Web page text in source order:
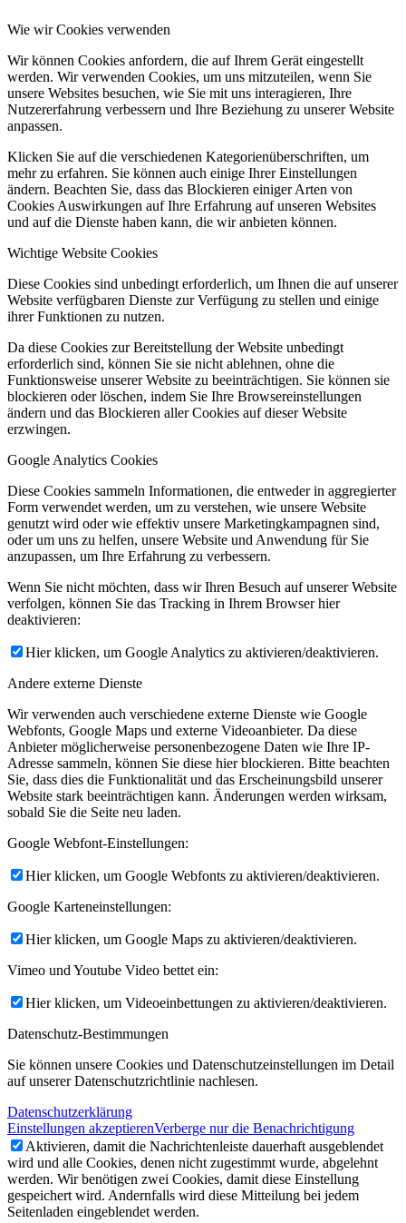
Wie wir Cookies verwenden
Wir können Cookies anfordern, die auf Ihrem Gerät eingestellt
werden. Wir verwenden Cookies, um uns mitzuteilen, wenn Sie
unsere Websites besuchen, wie Sie mit uns interagieren, Ihre
Nutzererfahrung verbessern und Ihre Beziehung zu unserer Website
anpassen.
Klicken Sie auf die verschiedenen Kategorienüberschriften, um
mehr zu erfahren. Sie können auch einige Ihrer Einstellungen
ändern. Beachten Sie, dass das Blockieren einiger Arten von
Cookies Auswirkungen auf Ihre Erfahrung auf unseren Websites
und auf die Dienste haben kann, die wir anbieten können.
Wichtige Website Cookies
Diese Cookies sind unbedingt erforderlich, um Ihnen die auf unserer
Website verfügbaren Dienste zur Verfügung zu stellen und einige
ihrer Funktionen zu nutzen.
Da diese Cookies zur Bereitstellung der Website unbedingt
erforderlich sind, können Sie sie nicht ablehnen, ohne die
Funktionsweise unserer Website zu beeinträchtigen. Sie können sie
blockieren oder löschen, indem Sie Ihre Browsereinstellungen
ändern und das Blockieren aller Cookies auf dieser Website
erzwingen.
Google Analytics Cookies
Diese Cookies sammeln Informationen, die entweder in aggregierter
Form verwendet werden, um zu verstehen, wie unsere Website
genutzt wird oder wie effektiv unsere Marketingkampagnen sind,
oder um uns zu helfen, unsere Website und Anwendung für Sie
anzupassen, um Ihre Erfahrung zu verbessern.
Wenn Sie nicht möchten, dass wir Ihren Besuch auf unserer Website
verfolgen, können Sie das Tracking in Ihrem Browser hier
deaktivieren:
Hier klicken, um Google Analytics zu aktivieren/deaktivieren.
Andere externe Dienste
Wir verwenden auch verschiedene externe Dienste wie Google
Webfonts, Google Maps und externe Videoanbieter. Da diese
Anbieter möglicherweise personenbezogene Daten wie Ihre IP-
Adresse sammeln, können Sie diese hier blockieren. Bitte beachten
Sie, dass dies die Funktionalität und das Erscheinungsbild unserer
Website stark beeinträchtigen kann. Änderungen werden wirksam,
sobald Sie die Seite neu laden.
Google Webfont-Einstellungen:
Hier klicken, um Google Webfonts zu aktivieren/deaktivieren.
Google Karteneinstellungen:
Hier klicken, um Google Maps zu aktivieren/deaktivieren.
Vimeo und Youtube Video bettet ein:
Hier klicken, um Videoeinbettungen zu aktivieren/deaktivieren.
Datenschutz-Bestimmungen
Sie können unsere Cookies und Datenschutzeinstellungen im Detail
auf unserer Datenschutzrichtlinie nachlesen.
Datenschutzerklärung
Einstellungen akzeptierenVerberge nur die Benachrichtigung
Aktivieren, damit die Nachrichtenleiste dauerhaft ausgeblendet
wird und alle Cookies, denen nicht zugestimmt wurde, abgelehnt
werden. Wir benötigen zwei Cookies, damit diese Einstellung
gespeichert wird. Andernfalls wird diese Mitteilung bei jedem
Seitenladen eingeblendet werden.